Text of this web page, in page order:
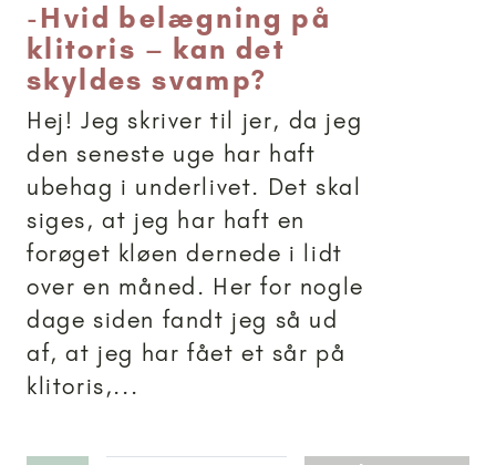
-Hvid belægning på
klitoris – kan det
skyldes svamp?
Hej! Jeg skriver til jer, da jeg
den seneste uge har haft
ubehag i underlivet. Det skal
siges, at jeg har haft en
forøget kløen dernede i lidt
over en måned. Her for nogle
dage siden fandt jeg så ud
af, at jeg har fået et sår på
klitoris,...